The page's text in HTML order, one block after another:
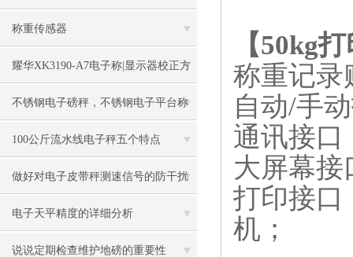
称重传感器
耀华XK3190-A7电子称|显示器校正方
法
不锈钢电子磅秤，不锈钢电子平台称
100公斤流水线电子秤五个特点
做好对电子皮带秤测速信号的防干扰
工作
电子天平精度的详细分析
说说定期检查维护地磅的重要性
【50kg
称重记录
自动/手
通讯接口
大屏幕接
打印接口
机；